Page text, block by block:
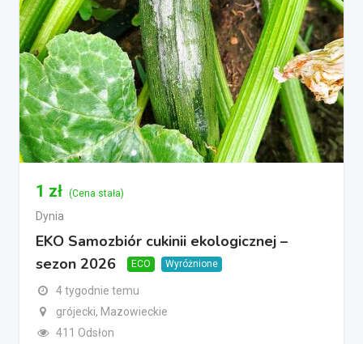
1 zł (Cena stała)
Dynia
EKO Samozbiór cukinii ekologicznej –
sezon 2026
ECO Wyróżnione
4 tygodnie temu
grójecki, Mazowieckie
411 Odsłon